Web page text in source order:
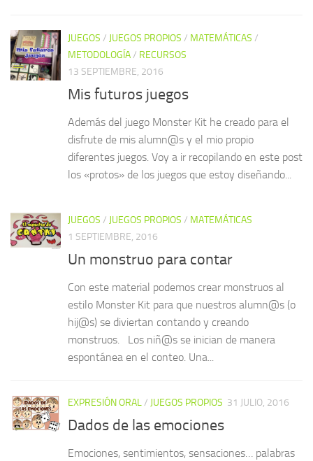
JUEGOS / JUEGOS PROPIOS / MATEMÁTICAS /
METODOLOGÍA/ RECURSOS
13 SEPTIEMBRE, 2016
Mis futuros juegos
Además del juego Monster Kit he creado para el
disfrute de mis alumn@s y el mio propio
diferentes juegos. Voy a ir recopilando en este post
los «protos» de los juegos que estoy diseñando...
JUEGOS / JUEGOS PROPIOS / MATEMÁTICAS
1 SEPTIEMBRE, 2016
Un monstruo para contar
Con este material podemos crear monstruos al
estilo Monster Kit para que nuestros alumn@s (o
hij@s) se diviertan contando y creando
monstruos. Los niñ@s se inician de manera
espontánea en el conteo. Una...
EXPRESIÓN ORAL/ JUEGOS PROPIOS 31 JULIO, 2016
Dados de las emociones
Emociones, sentimientos, sensaciones… palabras